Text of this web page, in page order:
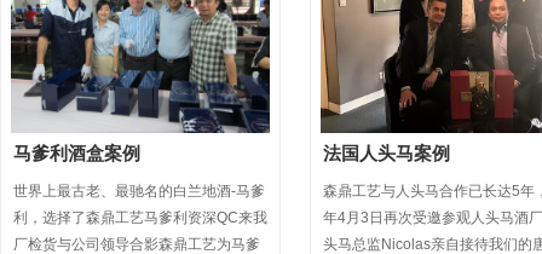
马爹利酒盒案例
世界上最古老、最驰名的白兰地酒-马爹
利，选择了森鼎工艺马爹利资深QC来我
厂检货与公司领导合影森鼎工艺为马爹
法国人头马案例
森鼎工艺与人头马合作已长达5年
年4月3日再次受邀参观人头马酒
头马总监Nicolas亲自接待我们的